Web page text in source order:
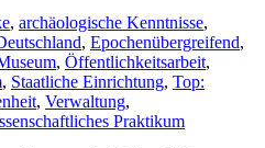
, archäologische Kenntnisse,
, Epochenübergreifend,
, Öffentlichkeitsarbeit,
, Staatliche Einrichtung, Top:
, Verwaltung,
Praktikum